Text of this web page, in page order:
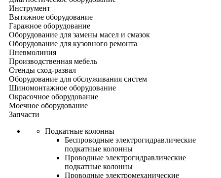
Инструмент
Вытяжное оборудование
Гаражное оборудование
Оборудование для замены масел и смазок
Оборудование для кузовного ремонта
Пневмолиния
Производственная мебель
Стенды сход-развал
Оборудование для обслуживания систем
Шиномонтажное оборудование
Окрасочное оборудование
Моечное оборудование
Запчасти
Подкатные колонны
Беспроводные электрогидравлические
подкатные колонны
Проводные электрогидравлические
подкатные колонны
Проводные электромеханические